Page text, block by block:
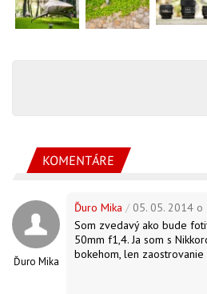
KOMENTÁRE
Ďuro Mika
Ďuro Mika / 05. 05. 2014 o
Som zvedavý ako bude
50mm f1,4. Ja som s
bokehom, len